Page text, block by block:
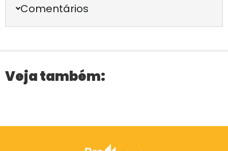
Comentários
Veja também: